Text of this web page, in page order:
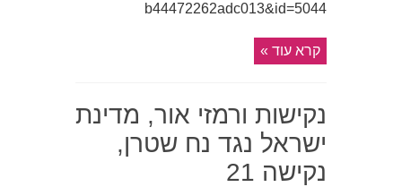
b44472262adc013&id=5044
קרא עוד »
נקישות ורמזי אור, מדינת
ישראל נגד נח שטרן,
נקישה 21